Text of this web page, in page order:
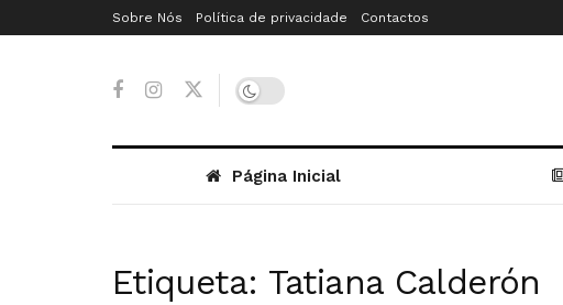
Sobre Nós Política de privacidade Contactos
Página Inicial
Etiqueta: Tatiana Calderón